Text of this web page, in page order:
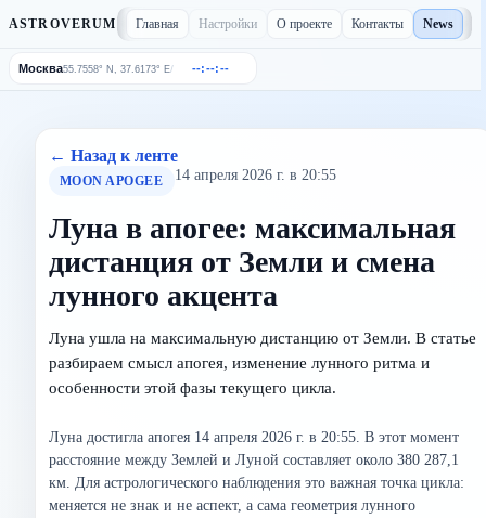
ASTROVERUM Главная Настройки О проекте Контакты News
Москва55.7558° N, 37.6173° E/ --:--:--
← Назад к ленте
MOON APOGEE 14 апреля 2026 г. в 20:55
Луна в апогее: максимальная
дистанция от Земли и смена
лунного акцента
Луна ушла на максимальную дистанцию от Земли. В статье
разбираем смысл апогея, изменение лунного ритма и
особенности этой фазы текущего цикла.
Луна достигла апогея 14 апреля 2026 г. в 20:55. В этот момент
расстояние между Землей и Луной составляет около 380 287,1
км. Для астрологического наблюдения это важная точка цикла:
меняется не знак и не аспект, а сама геометрия лунного